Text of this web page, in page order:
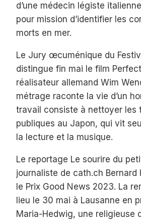
d’une médecin légiste
pour mission d’identifier les
morts en mer.
Le Jury œcuménique du
distingue fin mai le film
réalisateur allemand Wim
métrage raconte la vie d’un
travail consiste à nettoyer les
publiques au Japon, qui vit
la lecture et la musique.
Le reportage Le sourire du
journaliste de cath.ch Bernard
le Prix Good News 2023. La
lieu le 30 mai à Lausanne en
Maria-Hedwig, une religieuse